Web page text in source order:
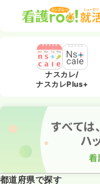
ナスカレ/
ナスカレPlus+
都道府県で探す